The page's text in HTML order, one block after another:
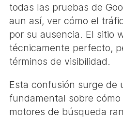
todas las pruebas de
aun así, ver cómo el
por su ausencia. El sitio
técnicamente perfecto,
términos de visibilidad.
Esta confusión surge de
fundamental sobre
motores de búsqueda